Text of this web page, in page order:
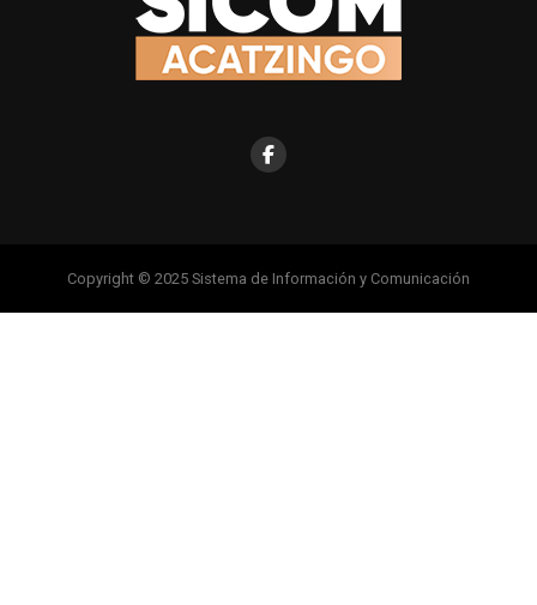
Copyright © 2025 Sistema de Información y Comunicación